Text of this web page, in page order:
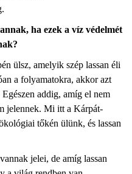
ha ezek a víz védelmét
ülsz, amelyik szép lassan éli
a folyamatokra, akkor azt
addig, amíg el nem
jelennek. Mi itt a Kárpát-
tőkén ülünk, és lassan
jelei, de amíg lassan